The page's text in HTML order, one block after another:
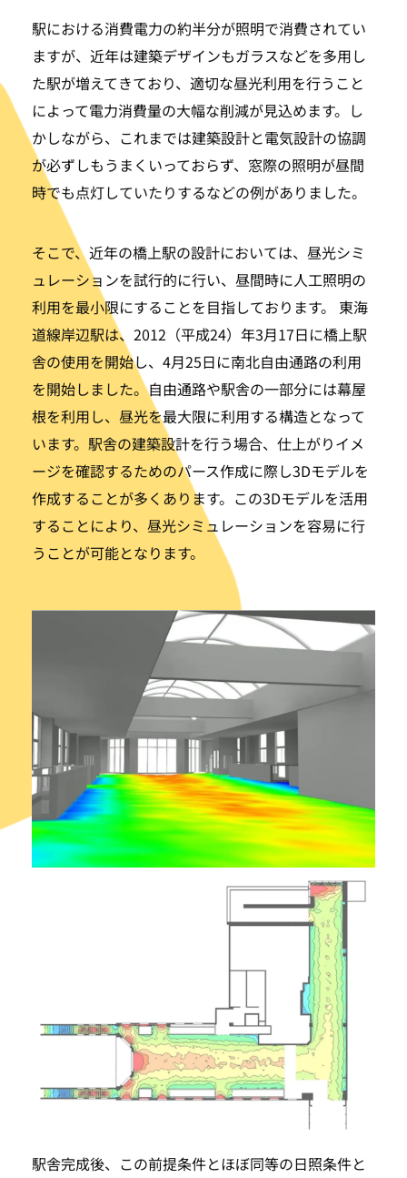
駅における消費電力の約半分が照明で消費されてい
ますが、近年は建築デザインもガラスなどを多用し
た駅が増えてきており、適切な昼光利用を行うこと
によって電力消費量の大幅な削減が見込めます。し
かしながら、これまでは建築設計と電気設計の協調
が必ずしもうまくいっておらず、窓際の照明が昼間
時でも点灯していたりするなどの例がありました。
そこで、近年の橋上駅の設計においては、昼光シミ
ュレーションを試行的に行い、昼間時に人工照明の
利用を最小限にすることを目指しております。 東海
道線岸辺駅は、2012（平成24）年3月17日に橋上駅
舎の使用を開始し、4月25日に南北自由通路の利用
を開始しました。自由通路や駅舎の一部分には幕屋
根を利用し、昼光を最大限に利用する構造となって
います。駅舎の建築設計を行う場合、仕上がりイメ
ージを確認するためのパース作成に際し3Dモデルを
作成することが多くあります。この3Dモデルを活用
することにより、昼光シミュレーションを容易に行
うことが可能となります。
駅舎完成後、この前提条件とほぼ同等の日照条件と